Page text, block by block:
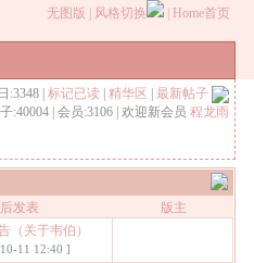
无图版 风格切换 Home首页
:3348 | 标记已读 精华区
最新帖子
:40004 | 会员:3106 | 欢迎新会员 程龙雨
发表 版主
（关于韦伯）
11 12:40 ]